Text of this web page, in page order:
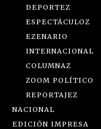
DEPORTEZ
ESPECTÁCULOZ
EZENARIO
INTERNACIONAL
COLUMNAZ
ZOOM POLÍTICO
REPORTAJEZ
NACIONAL
EDICIÓN IMPRESA